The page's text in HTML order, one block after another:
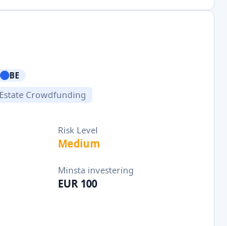
BE
Crowdfunding
Risk Level
Medium
Minsta investering
EUR 100